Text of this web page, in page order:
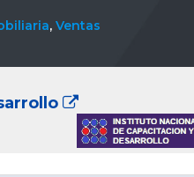
, Ventas